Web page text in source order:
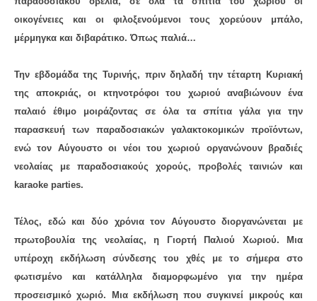
οικογένειες και οι φιλοξενούμενοι τους χορεύουν μπάλο,
μέρμηγκα και διβαράτικο. Όπως παλιά…
Την εβδομάδα της Τυρινής, πριν δηλαδή την τέταρτη Κυριακή
της αποκριάς, οι κτηνοτρόφοι του χωριού αναβιώνουν ένα
παλαιό έθιμο μοιράζοντας σε όλα τα σπίτια γάλα για την
παρασκευή των παραδοσιακών γαλακτοκομικών προϊόντων,
ενώ τον Αύγουστο οι νέοι του χωριού οργανώνουν βραδιές
νεολαίας με παραδοσιακούς χορούς, προβολές ταινιών και
karaoke parties.
Τέλος, εδώ και δύο χρόνια τον Αύγουστο διοργανώνεται με
πρωτοβουλία της νεολαίας, η Γιορτή Παλιού Χωριού. Μια
υπέροχη εκδήλωση σύνδεσης του χθές με το σήμερα στο
φωτισμένο και κατάλληλα διαμορφωμένο για την ημέρα
προσεισμικό χωριό. Μια εκδήλωση που συγκινεί μικρούς και